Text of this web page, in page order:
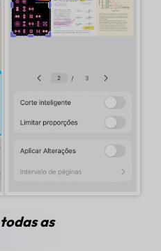
as